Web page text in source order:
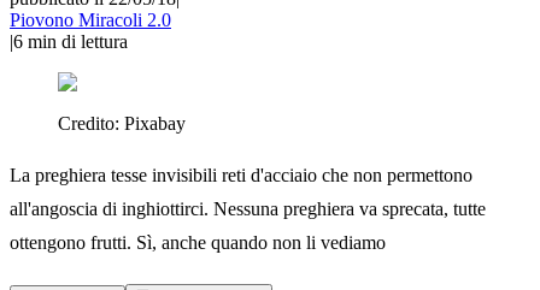
Piovono Miracoli 2.0
|6 min di lettura
Credito: Pixabay
La preghiera tesse invisibili reti d'acciaio che non permettono
all'angoscia di inghiottirci. Nessuna preghiera va sprecata, tutte
ottengono frutti. Sì, anche quando non li vediamo